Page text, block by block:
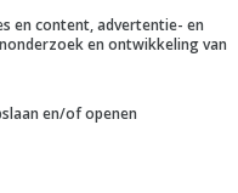
hij voor het
bedrijf begint,
en content, advertentie- en
en ontwikkeling van
en/of openen